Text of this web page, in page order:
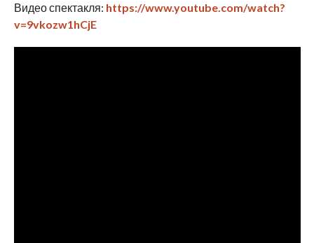
Видео спектакля: https://www.youtube.com/watch?
v=9vkozw1hCjE